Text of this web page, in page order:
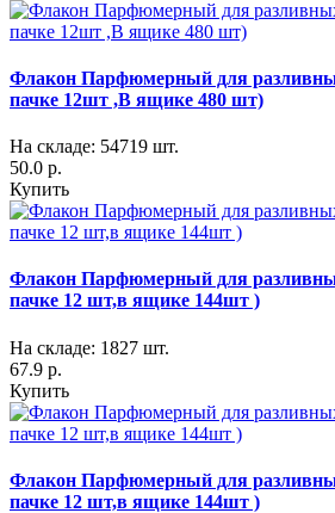
Флакон Парфюмерный для
пачке 12шт ,В ящике 480 шт)
На складе: 54719 шт.
50.0 р.
Купить
Флакон Парфюмерный для
пачке 12 шт,в ящике 144шт )
На складе: 1827 шт.
67.9 р.
Купить
Флакон Парфюмерный для
пачке 12 шт,в ящике 144шт )